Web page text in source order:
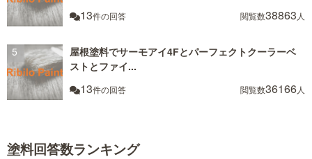
13件の回答 閲覧数38863 人
屋根塗料でサーモアイ4Fとパーフェクトクーラーベ
ストとファイ...
13件の回答 閲覧数36166人
塗料回答数ランキング